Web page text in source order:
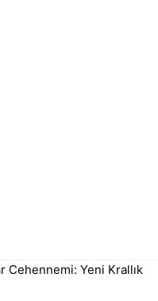
Cehennemi: Yeni Krallık